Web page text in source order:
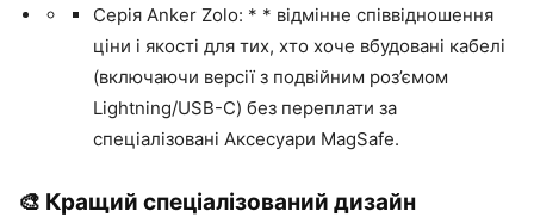
Серія Anker Zolo: * * відмінне співвідношення
ціни і якості для тих, хто хоче вбудовані кабелі
(включаючи версії з подвійним роз’ємом
Lightning/USB-C) без переплати за
спеціалізовані Аксесуари MagSafe.
🎨 Кращий спеціалізований дизайн